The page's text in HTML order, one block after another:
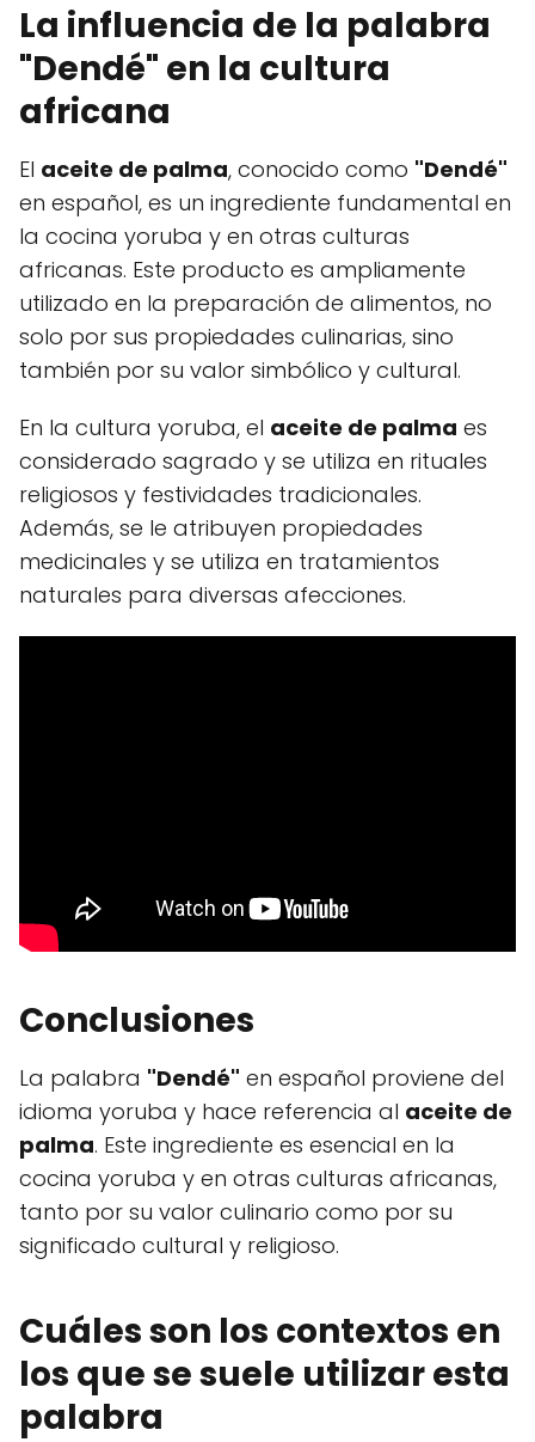
La influencia de la palabra
"Dendé" en la cultura
africana
El aceite de palma, conocido como "Dendé"
en español, es un ingrediente fundamental en
la cocina yoruba y en otras culturas
africanas. Este producto es ampliamente
utilizado en la preparación de alimentos, no
solo por sus propiedades culinarias, sino
también por su valor simbólico y cultural.
En la cultura yoruba, el aceite de palma es
considerado sagrado y se utiliza en rituales
religiosos y festividades tradicionales.
Además, se le atribuyen propiedades
medicinales y se utiliza en tratamientos
naturales para diversas afecciones.
Conclusiones
La palabra "Dendé" en español proviene del
idioma yoruba y hace referencia al aceite de
palma. Este ingrediente es esencial en la
cocina yoruba y en otras culturas africanas,
tanto por su valor culinario como por su
significado cultural y religioso.
Cuáles son los contextos en
los que se suele utilizar esta
palabra